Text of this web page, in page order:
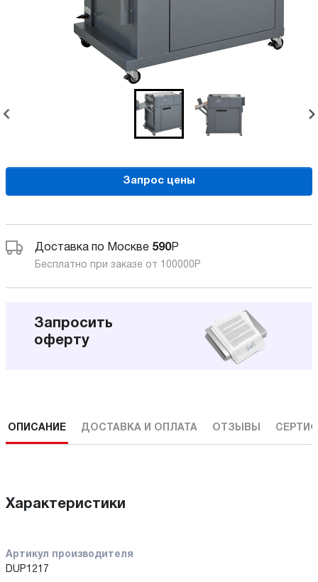
Запрос цены
Доставка по Москве 590Р
Бесплатно при заказе от 100000 Р
Запросить
оферту
ОПИСАНИЕ ДОСТАВКА И ОПЛАТА ОТЗЫВЫ
Характеристики
Артикул производителя
DUP1217